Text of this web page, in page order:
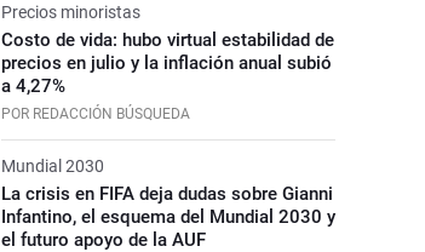
Precios minoristas
Costo de vida: hubo virtual estabilidad de
precios en julio y la inflación anual subió
a 4,27%
POR REDACCIÓN BÚSQUEDA
Mundial 2030
La crisis en FIFA deja dudas sobre Gianni
Infantino, el esquema del Mundial 2030 y
el futuro apoyo de la AUF